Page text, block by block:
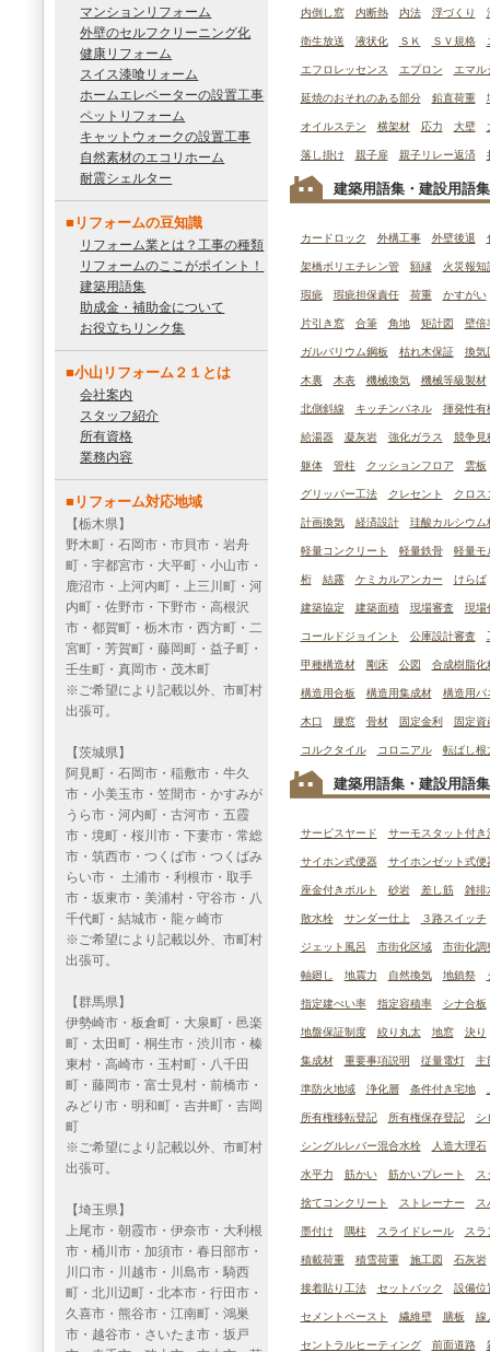
マンションリフォーム
外壁のセルフクリーニング化
健康リフォーム
スイス漆喰リォーム
ホームエレベーターの設置工事
ペットリフォーム
キャットウォークの設置工事
自然素材のエコリホーム
耐震シェルター
■リフォームの豆知識
リフォーム業とは？工事の種類
リフォームのここがポイント！
建築用語集
助成金・補助金について
お役立ちリンク集
■小山リフォーム２１とは
会社案内
スタッフ紹介
所有資格
業務内容
■リフォーム対応地域
【栃木県】
野木町・石岡市・市貝市・岩舟
町・宇都宮市・大平町・小山市・
鹿沼市・上河内町・上三川町・河
内町・佐野市・下野市・高根沢
市・都賀町・栃木市・西方町・二
宮町・芳賀町・藤岡町・益子町・
壬生町・真岡市・茂木町
※ご希望により記載以外、市町村
出張可。
【茨城県】
阿見町・石岡市・稲敷市・牛久
市・小美玉市・笠間市・かすみが
うら市・河内町・古河市・五霞
市・境町・桜川市・下妻市・常総
市・筑西市・つくば市・つくばみ
らい市・ 土浦市・利根市・取手
市・坂東市・美浦村・守谷市・八
千代町・結城市・龍ヶ崎市
※ご希望により記載以外、市町村
出張可。
【群馬県】
伊勢崎市・板倉町・大泉町・邑楽
町・太田町・桐生市・渋川市・榛
東村・高崎市・玉村町・八千田
町・藤岡市・富士見村・前橋市・
みどり市・明和町・吉井町・吉岡
町
※ご希望により記載以外、市町村
出張可。
【埼玉県】
上尾市・朝霞市・伊奈市・大利根
市・桶川市・加須市・春日部市・
川口市・川越市・川島市・騎西
町・北川辺町・北本市・行田市・
久喜市・熊谷市・江南町・鴻巣
市・越谷市・さいたま市・坂戸
内倒し窓 内断熱 内法 浮づくり
衛生放送 液状化 ＳＫ ＳＶ規格
エフロレッセンス エプロン エマル
延焼のおそれのある部分 鉛直荷重
オイルステン 横架材 応力 大壁
落し掛け 親子扉 親子リレー返済
建築用語集・建設用語
カードロック 外構工事 外壁後退
架橋ポリエチレン管 額縁 火災報知
瑕疵 瑕疵担保責任 荷重 かすがい
片引き窓 合筆 角地 矩計図 壁倍
ガルバリウム鋼板 枯れ木保証 換気
木裏 木表 機械換気 機械等級製材
北側斜線 キッチンパネル 揮発性有
給湯器 凝灰岩 強化ガラス 競争見
躯体 管柱 クッションフロア 雲板
グリッパー工法 クレセント クロス
計画換気 経済設計 珪酸カルシウム
軽量コンクリート 軽量鉄骨 軽量モ
桁 結露 ケミカルアンカー けらば
建築協定 建築面積 現場審査 現場
コールドジョイント 公庫設計審査
甲種構造材 剛床 公図 合成樹脂化
構造用合板 構造用集成材 構造用パ
木口 腰窓 骨材 固定金利 固定資
コルクタイル コロニアル 転ばし根
建築用語集・建設用語
サービスヤード サーモスタット付き
サイホン式便器 サイホンゼット式便
座金付きボルト 砂岩 差し筋 雑排
散水栓 サンダー仕上 ３路スイッチ
ジェット風呂 市街化区域 市街化調
軸廻し 地震力 自然換気 地鎮祭
指定建ぺい率 指定容積率 シナ合板
地盤保証制度 絞り丸太 地窓 決り
集成材 重要事項説明 従量電灯 主
準防火地域 浄化層 条件付き宅地
所有権移転登記 所有権保存登記 シ
シングルレバー混合水栓 人造大理石
水平力 筋かい 筋かいプレート ス
捨てコンクリート ストレーナー ス
墨付け 隅柱 スライドレール スラ
積載荷重 積雪荷重 施工図 石灰岩
接着貼り工法 セットバック 設備位
セメントペースト 繊維壁 膳板 線
セントラルヒーティング 前面道路